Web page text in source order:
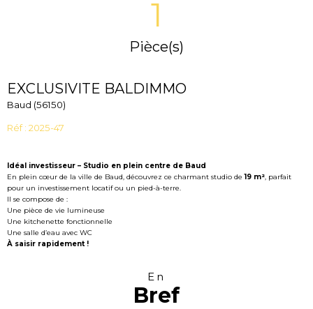
1
Pièce(s)
EXCLUSIVITE BALDIMMO
Baud (56150)
Réf : 2025-47
Idéal investisseur – Studio en plein centre de Baud
En plein cœur de la ville de Baud, découvrez ce charmant studio de19 m² , parfait
pour un investissement locatif ou un pied-à-terre.
Il se compose de :
Une pièce de vie lumineuse
Une kitchenette fonctionnelle
Une salle d’eau avec WC
À saisir rapidement !
En
Bref